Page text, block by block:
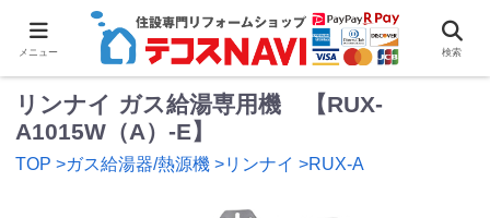
リンナイ ガス給湯専用機 【RUX-
A1015W（A）-E】
TOP >ガス給湯器/熱源機 >リンナイ >RUX-A
メニュー 検索